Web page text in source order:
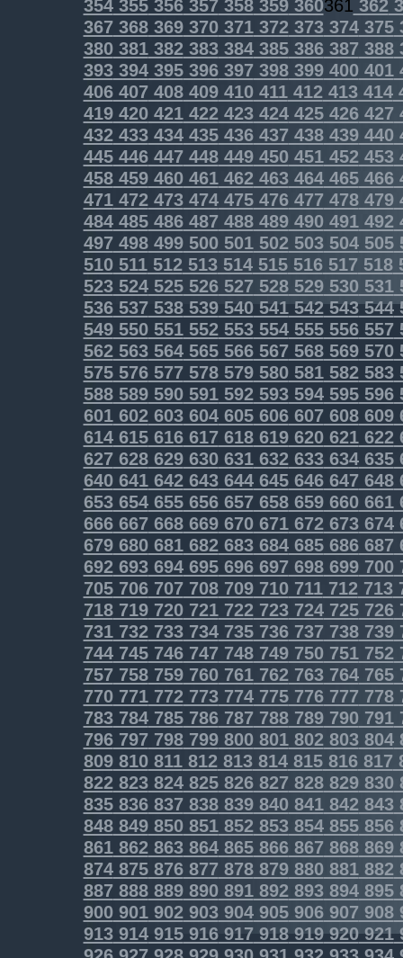
354355356357358359360361 362
367368369370371372373374375
380381382383384385386387 388
393394395396397398399400401
406407408409410411412413414
419420421422423424425426427
432433434435436437438439440
445446447448449450451452453
458459460461462463464465466
471472473474475476477 478479
484485486487 488489490491492
497498499500501502503504505
510511512513514515516517 518
523524525526527 528529530 531
536537538539540541542543544
549550551552553554555556557
562563564565566567568569570
575576577578579580581582583
588589590591592593594595596
601602603604605606607608609
614615616617618619620621622
627628629630631632633634635
640641642643644645646647648
653654655656657658659660661
666667668669670671672673674
679680681682683684685686687
692693694695696697698699700
705706707708709710711712713
718719720721722723724725726
731732733734735736737 738739
744745746747748749750751752
757758759760761762763764765
770771772773774775776777 778
783784785786787788789790791
796797798799800801802803804
809810811812813814815816817
822823824825826827 828829830
835836837838839840841842843
848849850851852853854855856
861862863864865866867 868869
874875876877 878879880 881882
887888889890891892893894895
900901902903904905906907 908
913914915916917918919920921